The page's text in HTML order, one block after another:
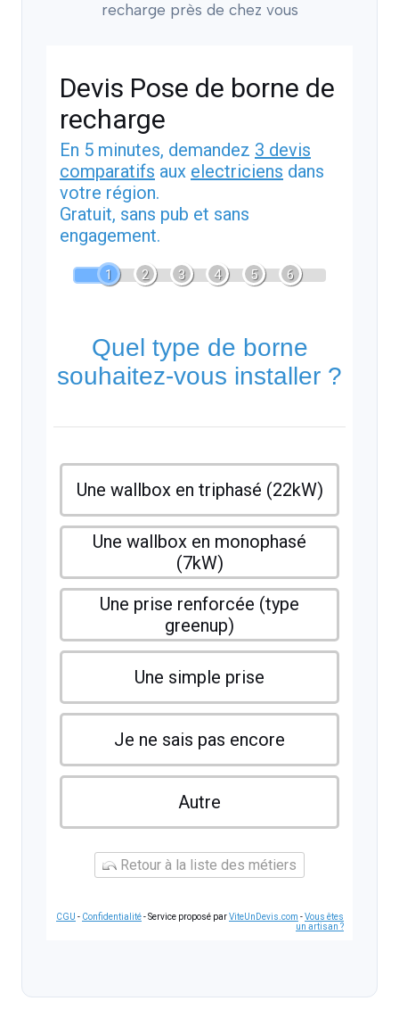
recharge près de chez vous
Devis Pose de borne de
recharge
En 5 minutes, demandez 3 devis
comparatifs aux electriciens dans
votre région.
Gratuit, sans pub et sans
engagement.
1 2 3 4 5 6
Quel type de borne
souhaitez-vous installer ?
Une wallbox en triphasé (22kW)
Une wallbox en monophasé
(7kW)
Une prise renforcée (type
greenup)
Une simple prise
Je ne sais pas encore
Autre
Retour à la liste des métiers
CGU - Confidentialité- Service proposé parViteUnDevis.com -Vous êtes
un artisan ?